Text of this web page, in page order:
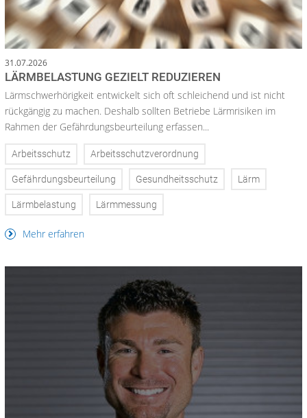
31.07.2026
LÄRMBELASTUNG GEZIELT REDUZIEREN
Lärmschwerhörigkeit entwickelt sich oft schleichend und ist nicht
rückgängig zu machen. Deshalb sollten Betriebe Lärmrisiken im
Rahmen der Gefährdungsbeurteilung erfassen...
Arbeitsschutz Arbeitsschutzverordnung
Gefährdungsbeurteilung Gesundheitsschutz Lärm
Lärmbelastung Lärmmessung
Mehr erfahren